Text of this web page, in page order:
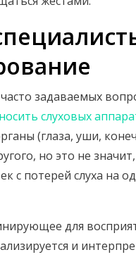
задаваемых
слуховых
(глаза, уши,
но это не
с потерей слуха на
для
и